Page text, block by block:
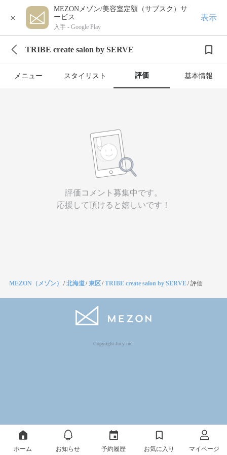
×
MEZONメゾン/美容室定額（サブスク）サ
ービス
入手 - Google Play
表示
TRIBE create salon by SERVE
メニュー スタイリスト 評価 基本情報
評価コメント募集中です。
応援して頂けると嬉しいです！
MEZON（メゾン） /北海道/東区/TRIBE create salon by SERVE/評価
Copyright Jocy inc.
ホーム お知らせ 予約履歴 お気に入り マイページ